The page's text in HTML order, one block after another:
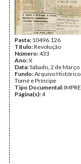
Pasta: 10496.126
Título:Revolução
Número:433
Ano:X
Data:Sábado, 2 de
Fundo:Arquivo Histórico
Tomé e Príncipe
Tipo Documental:
Página(s):4